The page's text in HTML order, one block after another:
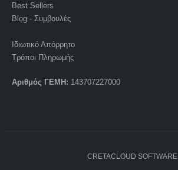
Best Sellers
Blog - Συμβουλές
Ιδιωτικό Απόρρητο
Τρόποι Πληρωμής
Αριθμός ΓΕΜΗ: 143707227000
CRETACLOUD SOFTWARE